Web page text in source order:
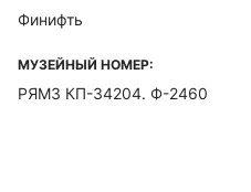
Финифть
МУЗЕЙНЫЙ НОМЕР:
РЯМЗ КП-34204. Ф-2460